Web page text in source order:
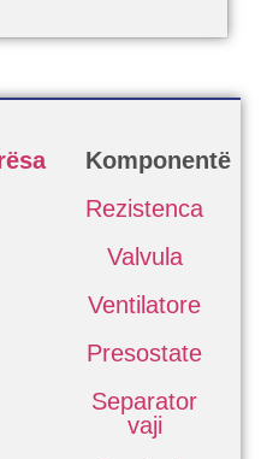
Komponentë
Rezistenca
Valvula
Ventilatore
Presostate
Separator
vaji